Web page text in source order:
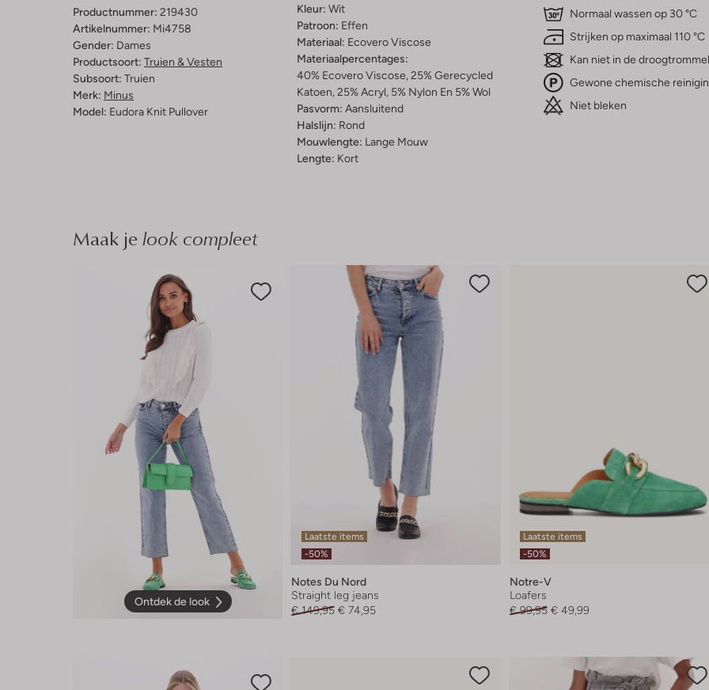
Productnummer: 219430
Artikelnummer: Mi4758
Gender: Dames
Productsoort: Truien & Vesten
Subsoort: Truien
Merk: Minus
Model: Eudora Knit Pullover
Kleur: Wit
Patroon: Effen
Materiaal: Ecovero Viscose
Materiaalpercentages:
40% Ecovero Viscose, 25% Gerecycled
Katoen, 25% Acryl, 5% Nylon En 5% Wol
Pasvorm: Aansluitend
Halslijn: Rond
Mouwlengte: Lange Mouw
Lengte: Kort
Normaal wassen op 30 °C
Strijken op maximaal 110 °C
Kan niet in de droogtrommel
Gewone chemische
Niet bleken
Maak je look compleet
Ontdek de look
Laatste items
-50%
Notes Du Nord
Straight leg jeans
€ 149,95 € 74,95
Laatste items
-50%
Notre-V
Loafers
€ 99,95 € 49,99